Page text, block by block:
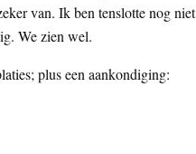
van. Ik ben tenslotte nog niet
We zien wel.
plus een aankondiging: